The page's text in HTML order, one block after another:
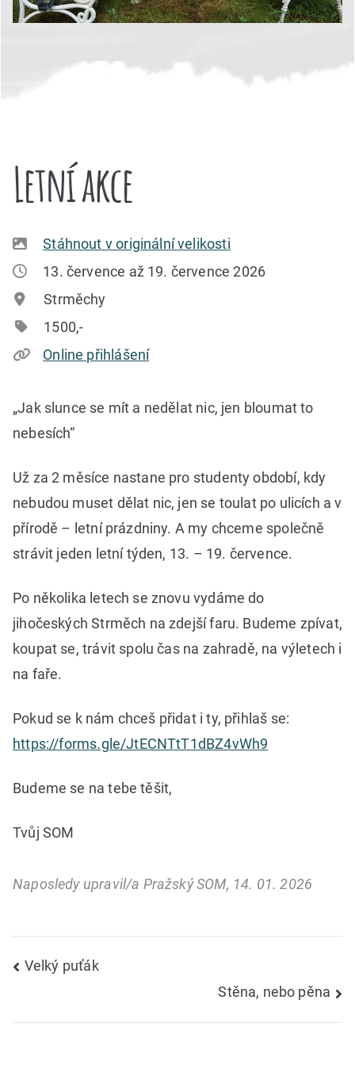
Letní akce
Stáhnout v originální velikosti
13. července až 19. července 2026
Strměchy
1500,-
Online přihlášení
„Jak slunce se mít a nedělat nic, jen bloumat to
nebesích“
Už za 2 měsíce nastane pro studenty období, kdy
nebudou muset dělat nic, jen se toulat po ulicích a v
přírodě – letní prázdniny. A my chceme společně
strávit jeden letní týden, 13. – 19. července.
Po několika letech se znovu vydáme do
jihočeských Strměch na zdejší faru. Budeme zpívat,
koupat se, trávit spolu čas na zahradě, na výletech i
na faře.
Pokud se k nám chceš přidat i ty, přihlaš se:
https://forms.gle/JtECNTtT1dBZ4vWh9
Budeme se na tebe těšit,
Tvůj SOM
Naposledy upravil/a Pražský SOM, 14. 01. 2026
Navigace
Velký puťák
Stěna, nebo pěna